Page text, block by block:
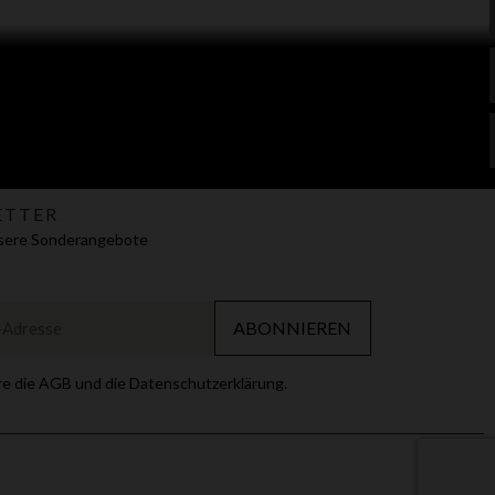
Sonderangebote
ABONNIEREN
die AGB und die Datenschutzerklärung.